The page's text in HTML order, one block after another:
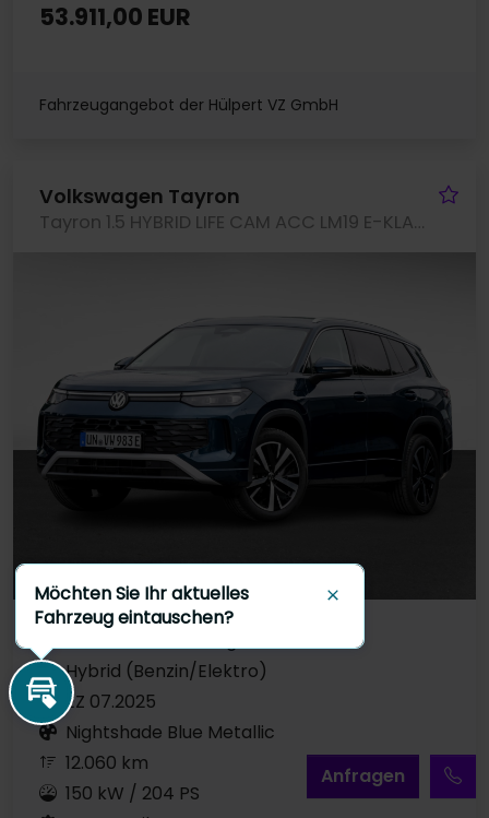
Anfragen
53.911,00 EUR
Fahrzeugangebot der Hülpert VZ GmbH
Volkswagen Tayron
Tayron 1.5 HYBRID LIFE CAM ACC LM19 E-KLAPPE
Hybrid (Benzin/Elektro)
EZ 07.2025
Nightshade Blue Metallic
12.060 km
150 kW / 204 PS
Inzahlungnahme
Möchten Sie Ihr aktuelles
Fahrzeug eintauschen?
Schließen